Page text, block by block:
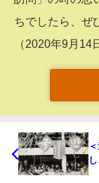
ちでしたら、ぜ
（2020年9月14